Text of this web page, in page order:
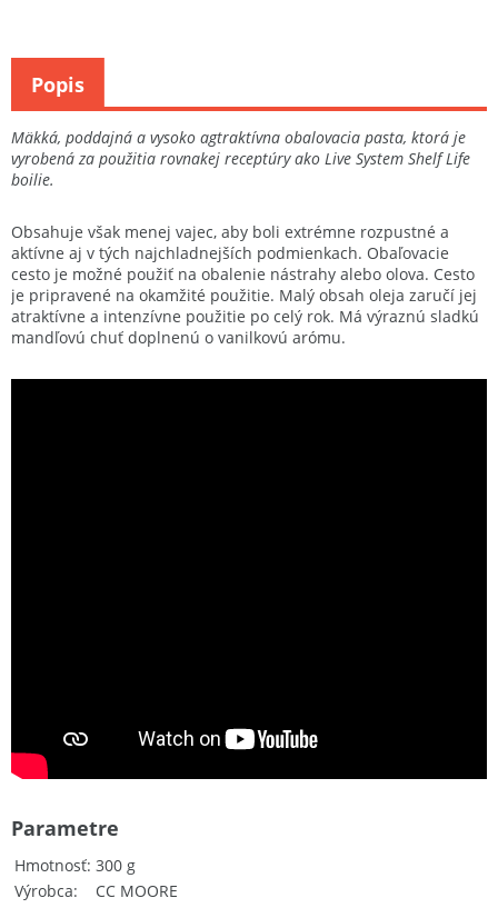
Mäkká, poddajná a vysoko agtraktívna obalovacia pasta, ktorá je
vyrobená za použitia rovnakej receptúry ako Live System Shelf Life
boilie.
Obsahuje však menej vajec, aby boli extrémne rozpustné a
aktívne aj v tých najchladnejších podmienkach. Obaľovacie
cesto je možné použiť na obalenie nástrahy alebo olova. Cesto
je pripravené na okamžité použitie. Malý obsah oleja zaručí jej
atraktívne a intenzívne použitie po celý rok. Má výraznú sladkú
mandľovú chuť doplnenú o vanilkovú arómu.
Hmotnosť 300 g
Výrobca
CC MOORE
Parametre
Popis